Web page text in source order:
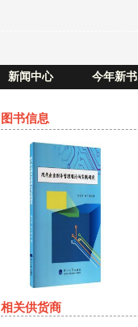
新闻中心 今年新书
图书信息
相关供货商